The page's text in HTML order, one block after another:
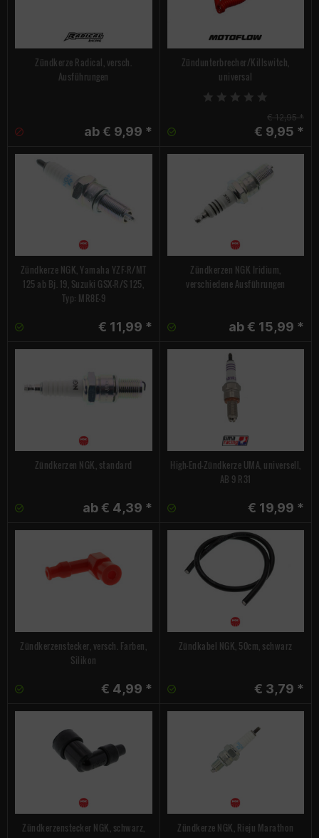
Zündkerze Radical, versch.
Ausführungen
ab € 9,99 *
Zündunterbrecher/Killswitch,
universal
€ 12,95 *
€ 9,95 *
Zündkerze NGK, Yamaha YZF-R/MT
125 ab Bj. 19, Suzuki GSX-R/S 125,
Typ: MR8E-9
€ 11,99 *
Zündkerzen NGK Iridium,
verschiedene Ausführungen
ab € 15,99 *
Zündkerzen NGK, standard
ab € 4,39 *
High-End-Zündkerze UMA, universell,
AB 9 R31
€ 19,99 *
Zündkerzenstecker, versch. Farben,
Silikon
€ 4,99 *
Zündkabel NGK, 50cm, schwarz
€ 3,79 *
Zündkerzenstecker NGK, schwarz,
Zündkerze NGK, Rieju Marathon